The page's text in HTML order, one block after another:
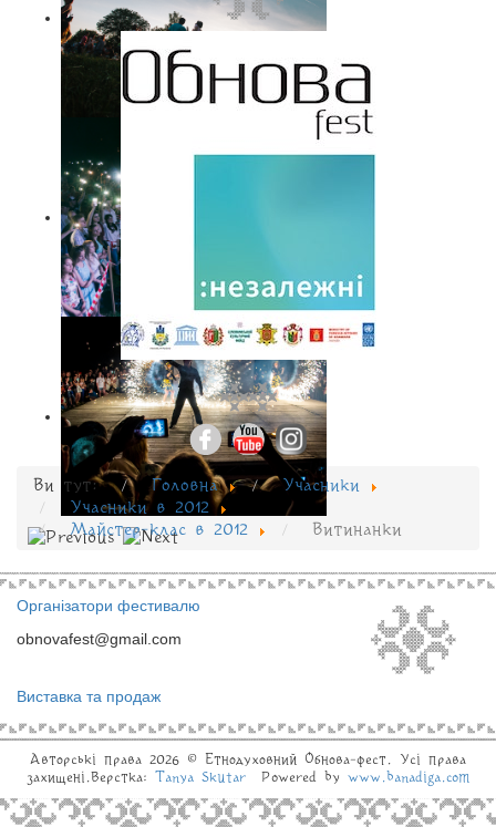
Ви тут: Головна
Учасники
Учасники в 2012
Майстер-клас в 2012
Витинанки
Організатори фестивалю
obnovafest@gmail.com
Виставка та продаж
Авторські права 2026 © Eтнодуховний Обнова-фест. Усі права
захищені.Верстка:
Tanya SkutarPowered by www.banadiga.com